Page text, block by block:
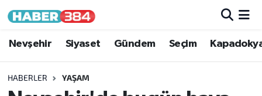
Nevşehir Siyaset Gündem Seçim
HABERLER YAŞAM
Nöbetçi Eczaneler
Hava Durumu